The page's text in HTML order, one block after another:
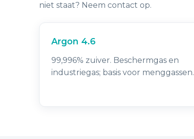
niet staat? Neem contact op.
Argon 4.6
99,996% zuiver. Beschermgas en
industriegas; basis voor menggassen.